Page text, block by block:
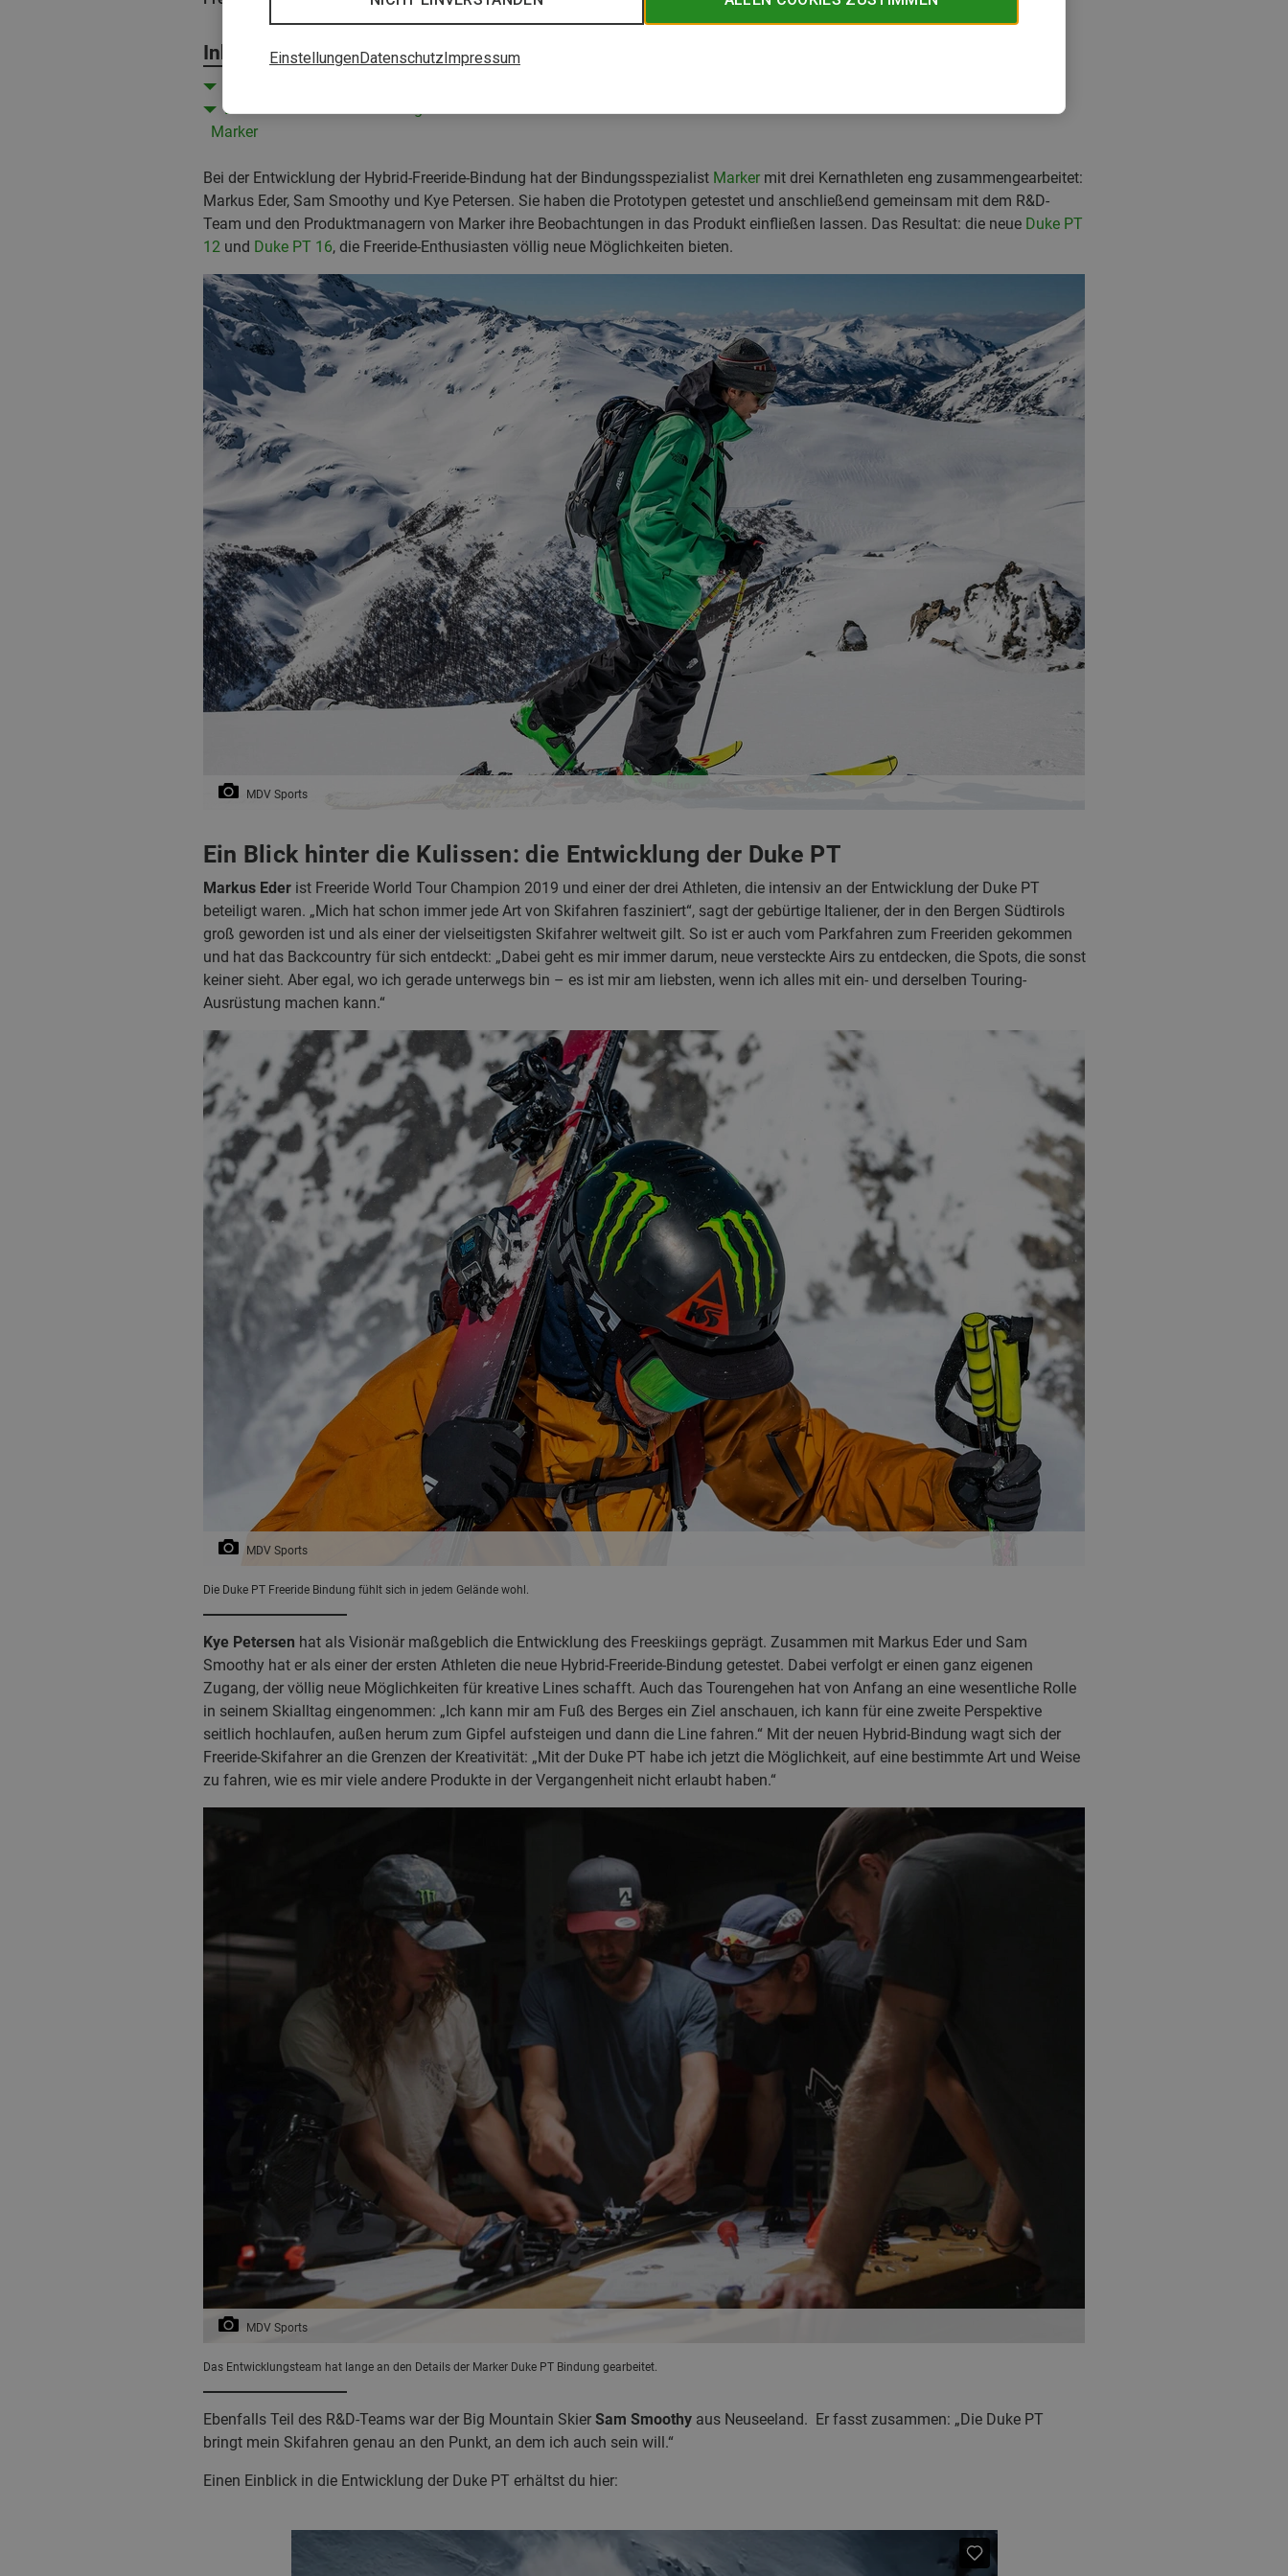
EinstellungenDatenschutzImpressum
Inhalt
Eine der modernsten Bindungen ihrer Art: Die Duke PT von
Marker
Bei der Entwicklung der Hybrid-Freeride-Bindung hat der Bindungsspezialist Marker mit drei Kernathleten eng zusammengearbeitet:
Markus Eder, Sam Smoothy und Kye Petersen. Sie haben die Prototypen getestet und anschließend gemeinsam mit dem R&D-
Team und den Produktmanagern von Marker ihre Beobachtungen in das Produkt einfließen lassen. Das Resultat: die neue Duke PT
12und Duke PT 16, die Freeride-Enthusiasten völlig neue Möglichkeiten bieten.
MDV Sports
Ein Blick hinter die Kulissen: die Entwicklung der Duke PT
Markus Ederist Freeride World Tour Champion 2019 und einer der drei Athleten, die intensiv an der Entwicklung der Duke PT
beteiligt waren. „Mich hat schon immer jede Art von Skifahren fasziniert“, sagt der gebürtige Italiener, der in den Bergen Südtirols
groß geworden ist und als einer der vielseitigsten Skifahrer weltweit gilt. So ist er auch vom Parkfahren zum Freeriden gekommen
und hat das Backcountry für sich entdeckt: „Dabei geht es mir immer darum, neue versteckte Airs zu entdecken, die Spots, die sonst
keiner sieht. Aber egal, wo ich gerade unterwegs bin – es ist mir am liebsten, wenn ich alles mit ein- und derselben Touring-
Ausrüstung machen kann.“
MDV Sports
Die Duke PT Freeride Bindung fühlt sich in jedem Gelände wohl.
Kye Petersen hat als Visionär maßgeblich die Entwicklung des Freeskiings geprägt. Zusammen mit Markus Eder und Sam
Smoothy hat er als einer der ersten Athleten die neue Hybrid-Freeride-Bindung getestet. Dabei verfolgt er einen ganz eigenen
Zugang, der völlig neue Möglichkeiten für kreative Lines schafft. Auch das Tourengehen hat von Anfang an eine wesentliche Rolle
in seinem Skialltag eingenommen: „Ich kann mir am Fuß des Berges ein Ziel anschauen, ich kann für eine zweite Perspektive
seitlich hochlaufen, außen herum zum Gipfel aufsteigen und dann die Line fahren.“ Mit der neuen Hybrid-Bindung wagt sich der
Freeride-Skifahrer an die Grenzen der Kreativität: „Mit der Duke PT habe ich jetzt die Möglichkeit, auf eine bestimmte Art und Weise
zu fahren, wie es mir viele andere Produkte in der Vergangenheit nicht erlaubt haben.“
MDV Sports
Das Entwicklungsteam hat lange an den Details der Marker Duke PT Bindung gearbeitet.
Ebenfalls Teil des R&D-Teams war der Big Mountain Skier Sam Smoothyaus Neuseeland. Er fasst zusammen: „Die Duke PT
bringt mein Skifahren genau an den Punkt, an dem ich auch sein will.“
Einen Einblick in die Entwicklung der Duke PT erhältst du hier: